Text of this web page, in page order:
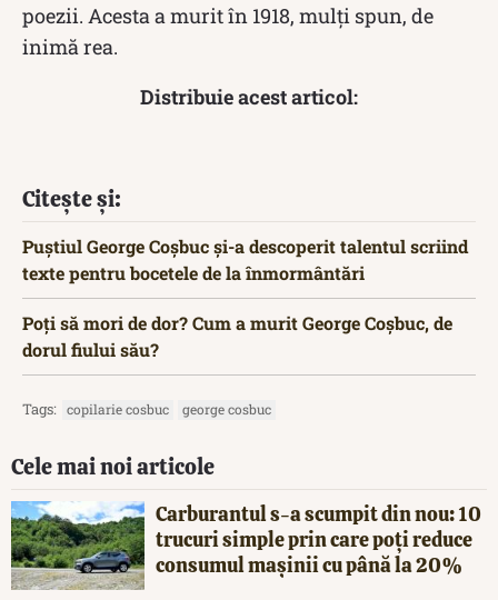
poezii. Acesta a murit în 1918, mulți spun, de
inimă rea.
Distribuie acest articol:
Citește și:
Puștiul George Coșbuc și-a descoperit talentul scriind
texte pentru bocetele de la înmormântări
Poți să mori de dor? Cum a murit George Coșbuc, de
dorul fiului său?
Tags: copilarie cosbuc george cosbuc
Cele mai noi articole
Carburantul s-a scumpit din nou: 10
trucuri simple prin care poți reduce
consumul mașinii cu până la 20%